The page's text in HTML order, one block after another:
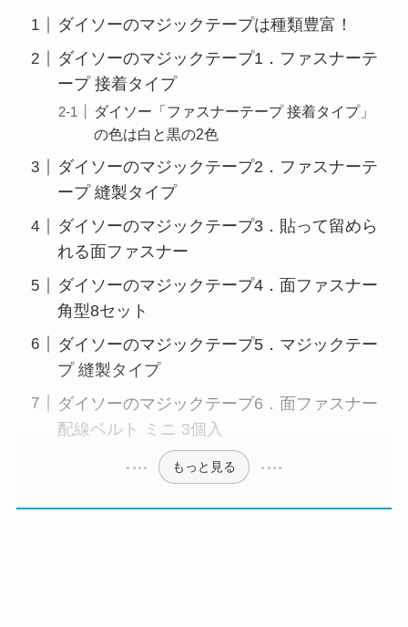
ダイソーのマジックテープは種類豊富！
ダイソーのマジックテープ1．ファスナーテ
ープ 接着タイプ
ダイソー「ファスナーテープ 接着タイプ」
の色は白と黒の2色
ダイソーのマジックテープ2．ファスナーテ
ープ 縫製タイプ
ダイソーのマジックテープ3．貼って留めら
れる面ファスナー
ダイソーのマジックテープ4．面ファスナー
角型8セット
ダイソーのマジックテープ5．マジックテー
プ 縫製タイプ
ダイソーのマジックテープ6．面ファスナー
配線ベルト ミニ 3個入
もっと見る